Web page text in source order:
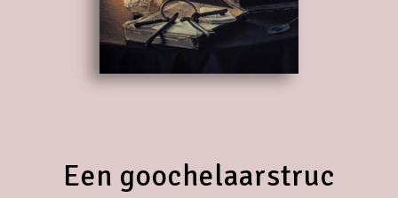
Een goochelaarstruc